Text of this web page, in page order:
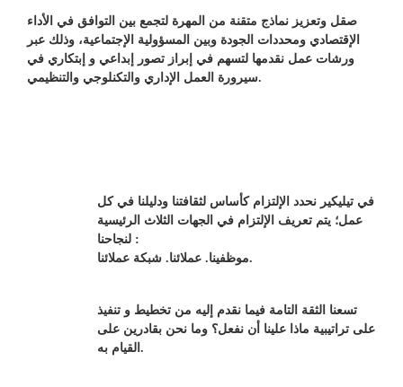
صقل وتعزيز نماذج متقنة من المهرة لتجمع بين التوافق في الأداء
الإقتصادي ومحددات الجودة وبين المسؤولية الإجتماعية، وذلك عبر
ورشات عمل نقدمها لتسهم في إبراز تصور إبداعي و إبتكاري في
سيرورة العمل الإداري والتكنلوجي والتنظيمي.
في تيليكير نحدد الإلتزام كأساس لثقافتنا ودليلنا في كل
عمل؛ يتم تعريف الإلتزام في الجهات الثلاث الرئيسية
لنجاحنا :
موظفينا. عملائنا. شبكة عملائنا.
تسعنا الثقة التامة فيما نقدم إليه من تخطيط و تنفيذ
على تراتيبية ماذا علينا أن نفعل؟ وما نحن بقادرين على
القيام به.